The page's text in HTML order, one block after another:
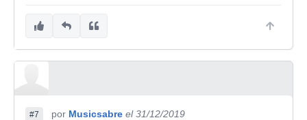
#7 por Musicsabre el 31/12/2019